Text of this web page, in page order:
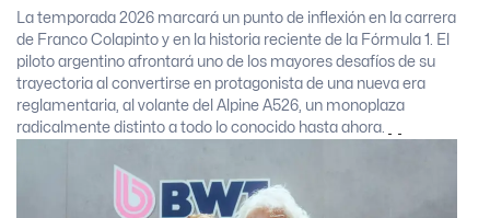
La temporada 2026 marcará un punto de inflexión en la carrera
de Franco Colapinto y en la historia reciente de la Fórmula 1. El
piloto argentino afrontará uno de los mayores desafíos de su
trayectoria al convertirse en protagonista de una nueva era
reglamentaria, al volante del Alpine A526, un monoplaza
radicalmente distinto a todo lo conocido hasta ahora.